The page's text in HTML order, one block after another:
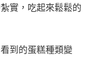
實，吃起來鬆鬆的
到的蛋糕種類變